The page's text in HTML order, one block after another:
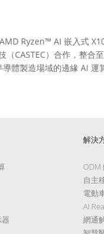
Ryzen™ AI 嵌入式
CASTEC）合作，整合
體製造場域的邊緣 AI 運
解決
ODM
自主
電動
AI
網通